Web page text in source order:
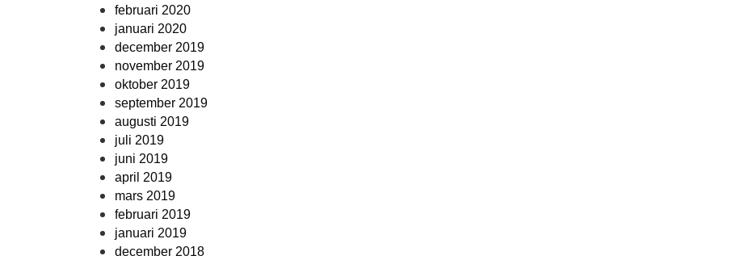
februari 2020
januari 2020
december 2019
november 2019
oktober 2019
september 2019
augusti 2019
juli 2019
juni 2019
april 2019
mars 2019
februari 2019
januari 2019
december 2018